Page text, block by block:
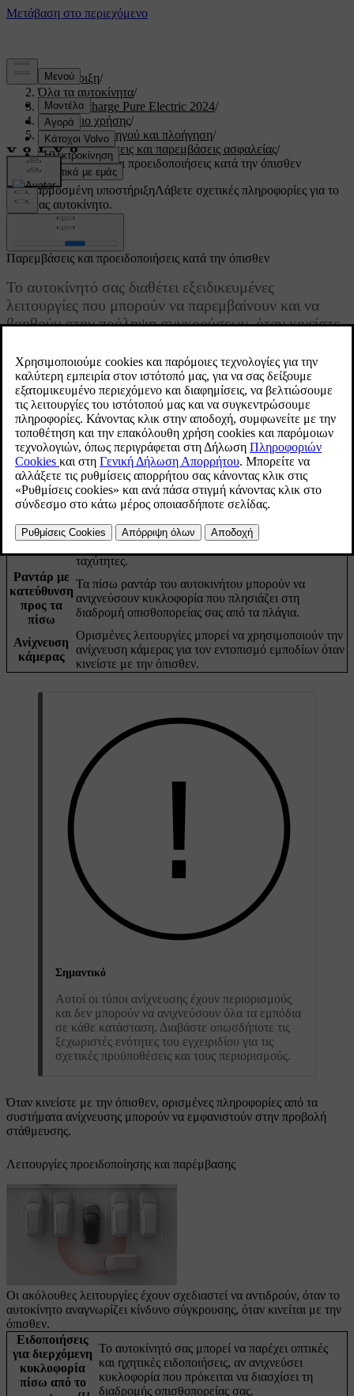
Υποστήριξη/
Όλα τα αυτοκίνητα/
XC40 Recharge Pure Electric 2024/
Εγχειρίδιο χρήσης/
Υποστήριξη οδηγού και πλοήγηση/
Προειδοποιήσεις και παρεμβάσεις ασφαλείας/
Παρεμβάσεις και προειδοποιήσεις κατά την όπισθεν
Προσαρμοσμένη υποστήριξηΛάβετε σχετικές πληροφορίες για το
δικό σας αυτοκίνητο.
Ενημερώθηκε 04/04/2025
Παρεμβάσεις και προειδοποιήσεις κατά την όπισθεν
Το αυτοκίνητό σας διαθέτει εξειδικευμένες
λειτουργίες που μπορούν να παρεμβαίνουν και να
βοηθούν στην πρόληψη συγκρούσεων, όταν κινείστε
στάθμευση.
Τρόποι ανίχνευσης
Το αυτοκίνητο έχει διάφορους τρόπους να αναγνωρίζει αντικείμενα
που βρίσκονται ή πλησιάζουν στη διαδρομή οπισθοπορείας που
ακολουθείτε. Αν ανιχνεύσει κάποιο αντικείμενο, το αυτοκίνητο
μπορεί να παρέχει προειδοποιήσεις ή να παρέμβει φρενάροντας.
Αισθητήρεςσυγκεκριμένα εμπόδια αμέσως πίσω από το
ταχύτητες.
Ραντάρ με
κατεύθυνση
προς τα
πίσω
Τα πίσω ραντάρ του αυτοκινήτου μπορούν να
ανιχνεύσουν κυκλοφορία που πλησιάζει στη
διαδρομή οπισθοπορείας σας από τα πλάγια.
Ανίχνευση
κάμερας
Ορισμένες λειτουργίες μπορεί να χρησιμοποιούν την
ανίχνευση κάμερας για τον εντοπισμό εμποδίων όταν
κινείστε με την όπισθεν.
Σημαντικό
Αυτοί οι τύποι ανίχνευσης έχουν περιορισμούς
και δεν μπορούν να ανιχνεύσουν όλα τα εμπόδια
σε κάθε κατάσταση. Διαβάστε οπωσδήποτε τις
ξεχωριστές ενότητες του εγχειριδίου για τις
σχετικές προϋποθέσεις και τους περιορισμούς.
Όταν κινείστε με την όπισθεν, ορισμένες πληροφορίες από τα
συστήματα ανίχνευσης μπορούν να εμφανιστούν στην προβολή
στάθμευσης.
Λειτουργίες προειδοποίησης και παρέμβασης
Οι ακόλουθες λειτουργίες έχουν σχεδιαστεί να αντιδρούν, όταν το
αυτοκίνητο αναγνωρίζει κίνδυνο σύγκρουσης, όταν κινείται με την
όπισθεν.
Ειδοποιήσεις
για διερχόμενη
κυκλοφορία
πίσω από το
Το αυτοκίνητό σας μπορεί να παρέχει οπτικές
και ηχητικές ειδοποιήσεις, αν ανιχνεύσει
κυκλοφορία που πρόκειται να διασχίσει τη
διαδρομής οπισθοπορείας σας.